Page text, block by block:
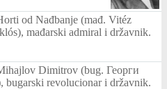
od Nađbanje (mađ. Vitéz
mađarski admiral i državnik.
Dimitrov (bug. Георги
revolucionar i državnik.